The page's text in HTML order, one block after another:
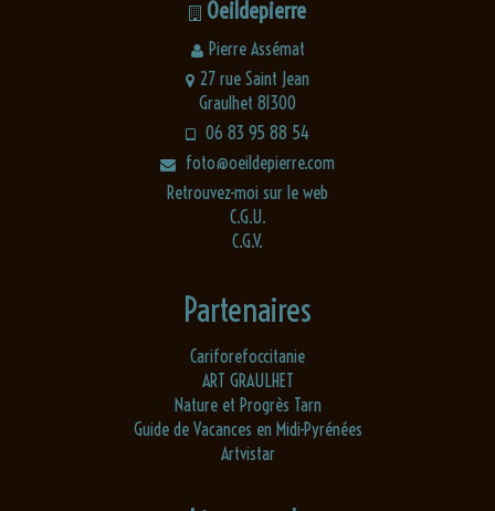
Oeildepierre
Pierre Assémat
27 rue Saint Jean
Graulhet 81300
06 83 95 88 54
foto@oeildepierre.com
Retrouvez-moi sur le web
C.G.U.
C.G.V.
Partenaires
Cariforefoccitanie
ART GRAULHET
Nature et Progrès Tarn
Guide de Vacances en Midi-Pyrénées
Artvistar